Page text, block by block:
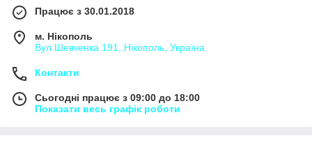
Працює з 30.01.2018
м. Нікополь
Вул Шевченка 191, Нікополь, Україна
Контакти
Сьогодні працює з 09:00 до 18:00
Показати весь графік роботи